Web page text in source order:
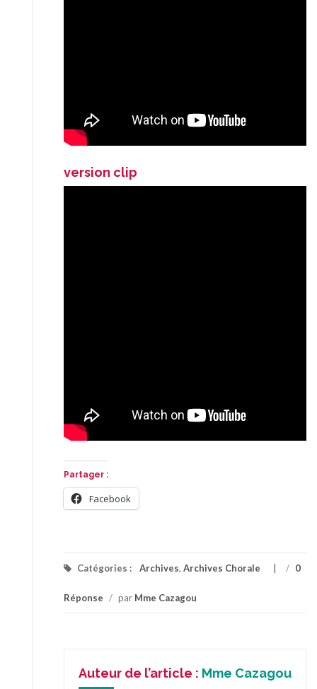
version clip
Partager :
Facebook
Catégories : Archives, Archives Chorale / 0
Réponse / par Mme Cazagou
Auteur de l’article : Mme Cazagou